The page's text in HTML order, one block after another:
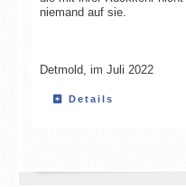
niemand auf sie.
Detmold, im Juli 2022
Details